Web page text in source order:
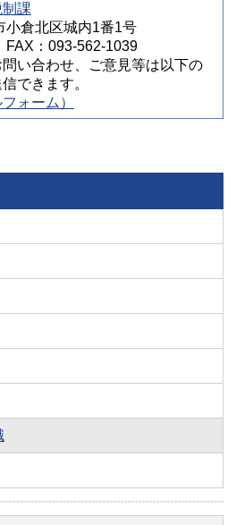
課
倉北区城内1番1号
：093-562-1039
い合わせ、ご意見等は以下の
できます。
ォーム）